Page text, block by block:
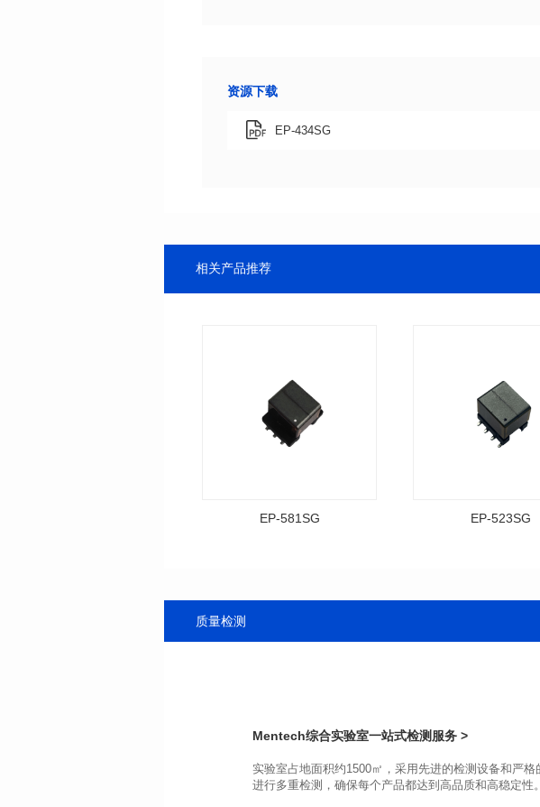
资源下载
EP-434SG
相关产品推荐
电感值: 300
功率 (Watts): 1
EP-581SG
功率 (Watts): 3
EP-523SG
质量检测
Mentech综合实验室一站式检测服务 >
进行多重检测，确保每个产品都达到高品质和高稳定性。